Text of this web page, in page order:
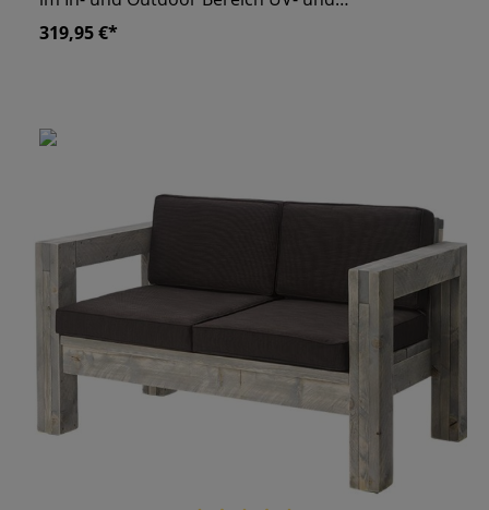
Wetterbeständig
319,95 €*